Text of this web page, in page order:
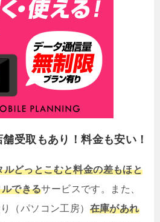
受取もあり！料金も安い！
どっとこむと料金の差もほと
できるサービスです。また、
（パソコン工房） 在庫があれ